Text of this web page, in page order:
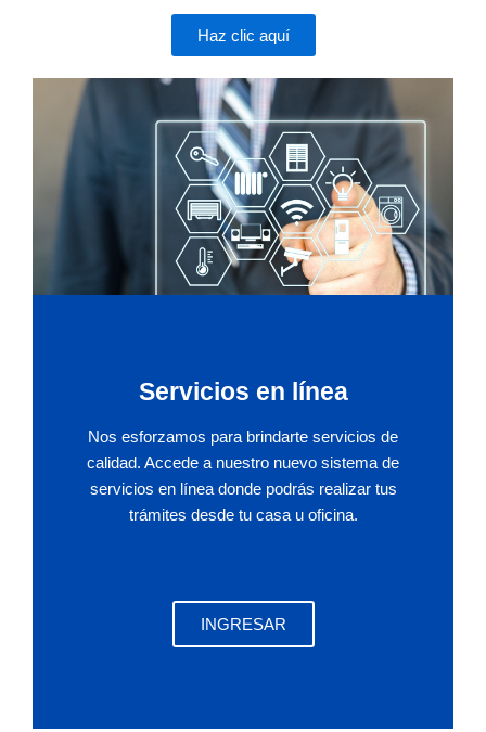
Haz clic aquí
Servicios en línea
Nos esforzamos para brindarte servicios de
calidad. Accede a nuestro nuevo sistema de
servicios en línea donde podrás realizar tus
trámites desde tu casa u oficina.
INGRESAR